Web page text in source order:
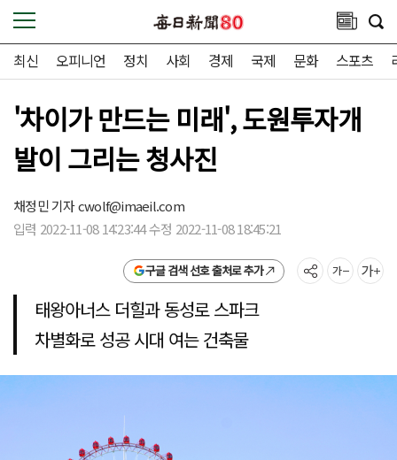
최신 오피니언 정치 사회 경제 국제 문화 스포츠
'차이가 만드는 미래', 도원투자개
발이 그리는 청사진
채정민 기자cwolf@imaeil.com
입력 2022-11-08 14:23:44 수정 2022-11-08 18:45:21
구글 검색 선호 출처로 추가
태왕아너스 더힐과 동성로 스파크
차별화로 성공 시대 여는 건축물